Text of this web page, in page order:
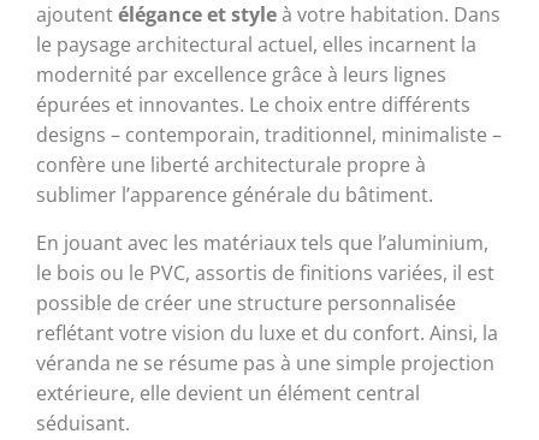
ajoutentélégance et styleà votre habitation. Dans
le paysage architectural actuel, elles incarnent la
modernité par excellence grâce à leurs lignes
épurées et innovantes. Le choix entre différents
designs – contemporain, traditionnel, minimaliste –
confère une liberté architecturale propre à
sublimer l’apparence générale du bâtiment.
En jouant avec les matériaux tels que l’aluminium,
le bois ou le PVC, assortis de finitions variées, il est
possible de créer une structure personnalisée
reflétant votre vision du luxe et du confort. Ainsi, la
véranda ne se résume pas à une simple projection
extérieure, elle devient un élément central
séduisant.